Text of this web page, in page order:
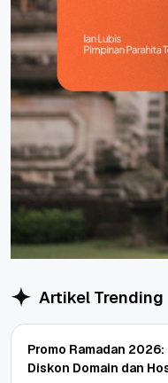
Artikel Trending
Promo Ramadan 2026:
Diskon Domain dan